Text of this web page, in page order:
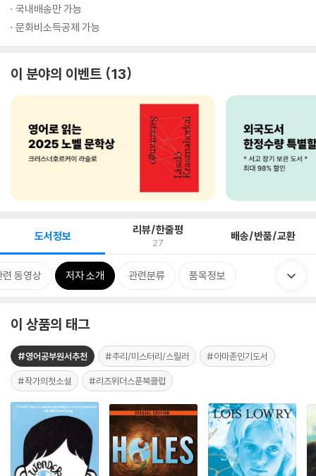
국내배송만 가능
문화비소득공제 가능
이 분야의 이벤트 13
도서정보 리뷰/한줄평
27 배송/반품/교환
련 동영상 저자 소개 관련분류 품목정보
이 상품의 태그
#영어공부원서추천 #추리/미스터리/스릴러 #아마존인기도서
#작가의첫소설 #리즈위더스푼북클럽